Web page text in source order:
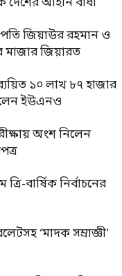
জিয়াউর রহমান ও
মাজার জিয়ারত
১০ লাখ ৮৭ হাজার
ইউএনও
অংশ নিলেন
বার্ষিক নির্বাচনের
‘মাদক সম্রাজ্ঞী’